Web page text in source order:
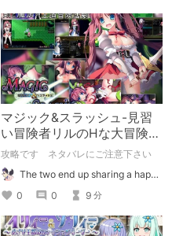
マジック&スラッシュ-見習
い冒険者リルのHな大冒険-
チャート
攻略です ネタバレにご注意下さい
The two end up sharing a happy kiss【二人は幸せな接吻をして終了】
0
0 9 分